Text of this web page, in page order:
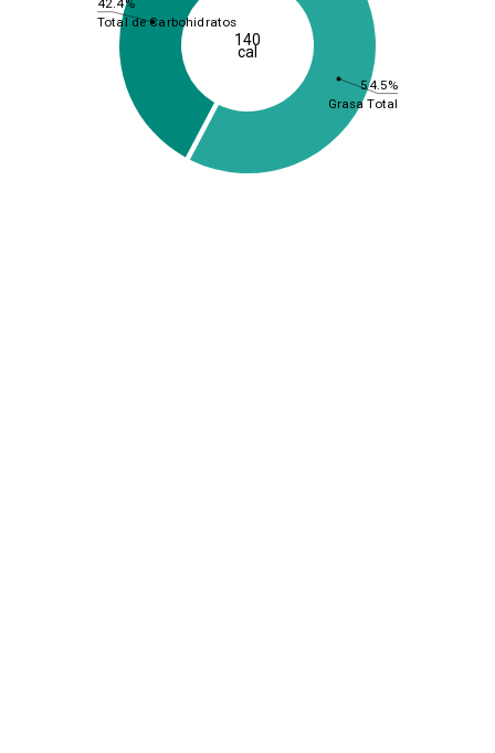
54.5%
Grasa Total
Total de Carbohidratos
140
cal